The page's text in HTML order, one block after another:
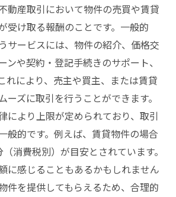
動産取引において物件の売買や賃貸
受け取る報酬のことです。一般的
サービスには、物件の紹介、価格交
ンや契約・登記手続きのサポート、
れにより、売主や買主、または賃貸
ーズに取引を行うことができます。
により上限が定められており、取引
般的です。例えば、賃貸物件の場合
消費税別）が目安とされています。
に感じることもあるかもしれません
件を提供してもらえるため、合理的